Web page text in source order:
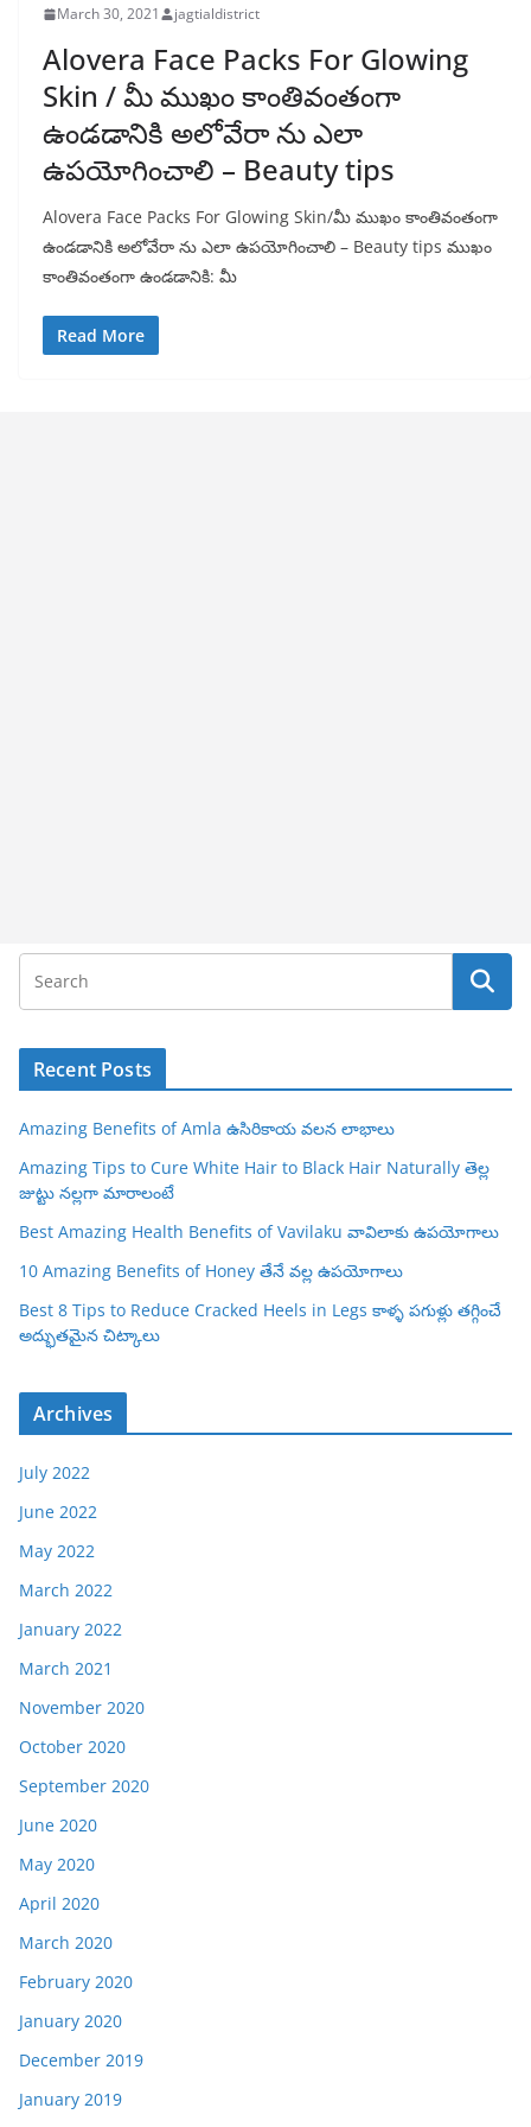
March 30, 2021 jagtialdistrict
Alovera Face Packs For Glowing
Skin / మీ ముఖం కాంతివంతంగా
ఉండడానికి అలోవేరా ను ఎలా
ఉపయోగించాలి – Beauty tips
Alovera Face Packs For Glowing Skin/మీ ముఖం కాంతివంతంగా
ఉండడానికి అలోవేరా ను ఎలా ఉపయోగించాలి – Beauty tips ముఖం
కాంతివంతంగా ఉండడానికి: మీ
Read More
Recent Posts
Amazing Benefits of Amla ఉసిరికాయ వలన లాభాలు
Amazing Tips to Cure White Hair to Black Hair Naturally తెల్ల
జుట్టు నల్లగా మారాలంటే
Best Amazing Health Benefits of Vavilaku వావిలాకు ఉపయోగాలు
10 Amazing Benefits of Honey తేనే వల్ల ఉపయోగాలు
Best 8 Tips to Reduce Cracked Heels in Legs కాళ్ళ పగుళ్లు తగ్గించే
అద్భుతమైన చిట్కాలు
Archives
July 2022
June 2022
May 2022
March 2022
January 2022
March 2021
November 2020
October 2020
September 2020
June 2020
May 2020
April 2020
March 2020
February 2020
January 2020
December 2019
January 2019